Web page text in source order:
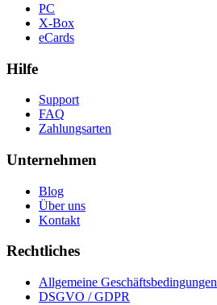
PC
X-Box
eCards
Hilfe
Support
FAQ
Zahlungsarten
Unternehmen
Blog
Über uns
Kontakt
Rechtliches
Allgemeine Geschäftsbedingungen
DSGVO / GDPR